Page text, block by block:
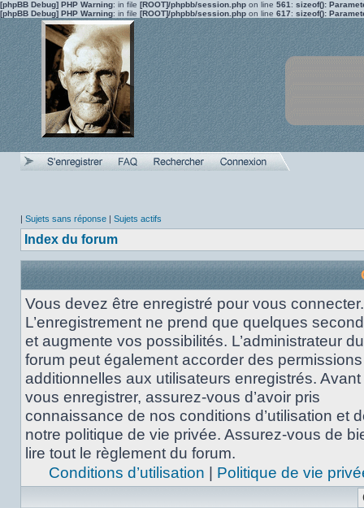
[phpBB Debug] PHP Warning: in file [ROOT]/phpbb/session.php on line 561 : sizeof():
[phpBB Debug] PHP Warning: in file [ROOT]/phpbb/session.php on line 617: sizeof():
| Sujets sans réponse | Sujets actifs
Index du forum
Vous devez être enregistré pour vous connecter.
L’enregistrement ne prend que quelques
et augmente vos possibilités. L’administrateur du
forum peut également accorder des permissions
additionnelles aux utilisateurs enregistrés.
vous enregistrer, assurez-vous d’avoir pris
connaissance de nos conditions d’utilisation et
notre politique de vie privée. Assurez-vous de
lire tout le règlement du forum.
Conditions d’utilisation | Politique de vie